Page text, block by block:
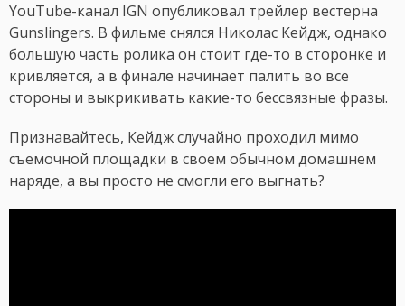
YouTube-канал IGN опубликовал трейлер вестерна
Gunslingers. В фильме снялся Николас Кейдж, однако
большую часть ролика он стоит где-то в сторонке и
кривляется, а в финале начинает палить во все
стороны и выкрикивать какие-то бессвязные фразы.
Признавайтесь, Кейдж случайно проходил мимо
съемочной площадки в своем обычном домашнем
наряде, а вы просто не смогли его выгнать?